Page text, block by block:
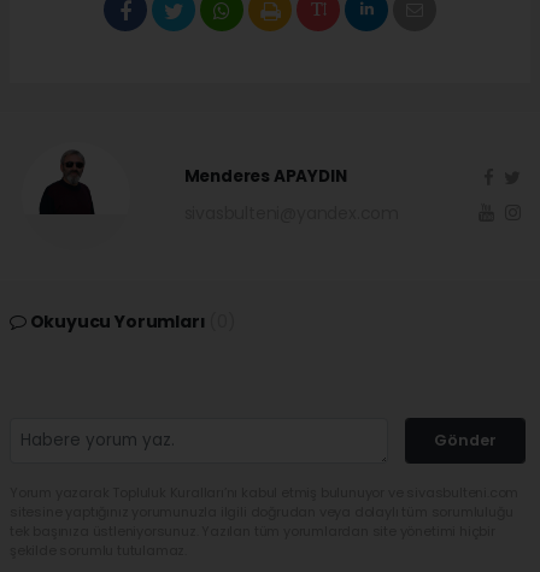
Menderes APAYDIN
Okuyucu Yorumları
Gönder